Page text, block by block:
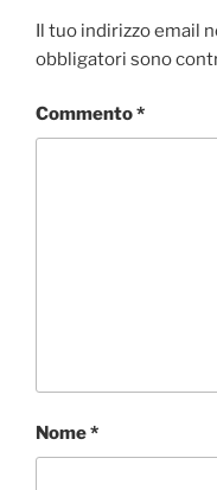
Il tuo indirizzo email
obbligatori sono
Commento*
Nome*